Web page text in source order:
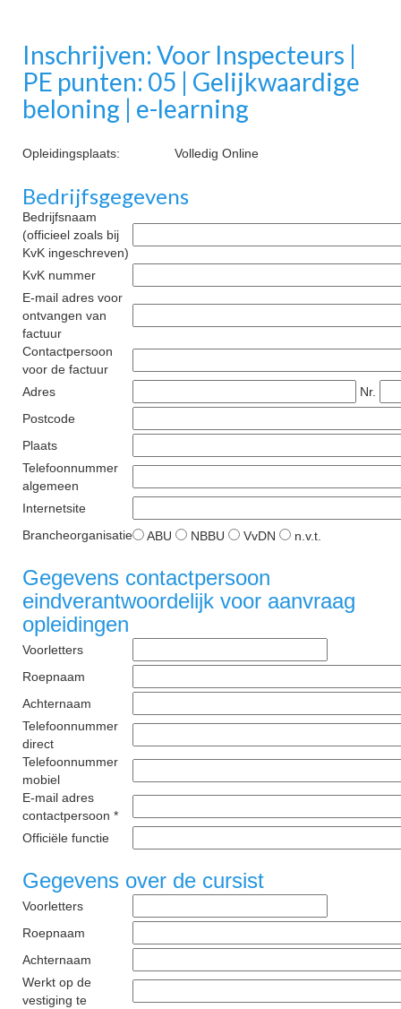
Inschrijven: Voor Inspecteurs |
PE punten: 05 | Gelijkwaardige
beloning | e-learning
Opleidingsplaats: Volledig Online
Bedrijfsgegevens
Bedrijfsnaam
(officieel zoals bij
KvK ingeschreven)
KvK nummer
E-mail adres voor
ontvangen van
factuur
Contactpersoon
voor de factuur
Adres
Nr.
Postcode
Plaats
Telefoonnummer
algemeen
Internetsite
Brancheorganisatie
ABU NBBU VvDN n.v.t.
Gegevens contactpersoon
eindverantwoordelijk voor aanvraag
opleidingen
Voorletters
Roepnaam
Achternaam
Telefoonnummer
direct
Telefoonnummer
mobiel
E-mail adres
contactpersoon *
Officiële functie
Gegevens over de cursist
Voorletters
Roepnaam
Achternaam
Werkt op de
vestiging te